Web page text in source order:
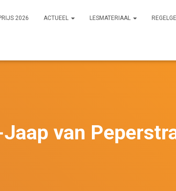
2026 ACTUEEL LESMATERIAAL
van